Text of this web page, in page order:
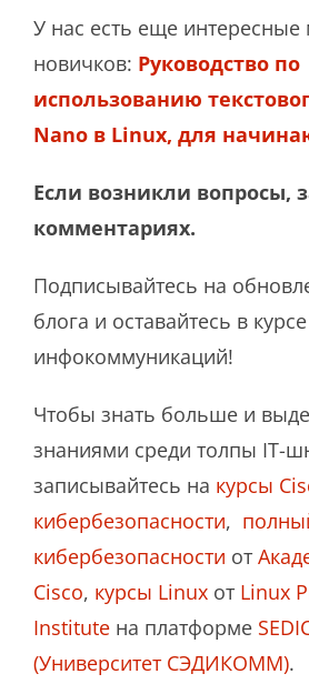
У нас есть еще интересные
новичков: Руководство по
использованию
Nano в Linux, для
Если возникли вопросы,
комментариях.
Подписывайтесь на
блога и оставайтесь в
инфокоммуникаций!
Чтобы знать больше и
знаниями среди толпы IT-
записывайтесь на курсы
кибербезопасности,
кибербезопасности от
Cisco, курсы Linux от Linux
Institute на платформе
(Университет СЭДИКОММ).